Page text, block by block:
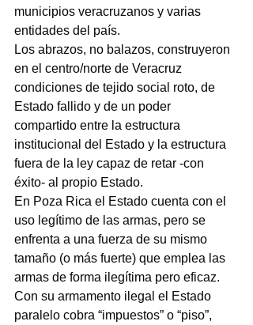
municipios veracruzanos y varias
entidades del país.
Los abrazos, no balazos, construyeron
en el centro/norte de Veracruz
condiciones de tejido social roto, de
Estado fallido y de un poder
compartido entre la estructura
institucional del Estado y la estructura
fuera de la ley capaz de retar -con
éxito- al propio Estado.
En Poza Rica el Estado cuenta con el
uso legítimo de las armas, pero se
enfrenta a una fuerza de su mismo
tamaño (o más fuerte) que emplea las
armas de forma ilegítima pero eficaz.
Con su armamento ilegal el Estado
paralelo cobra “impuestos” o “piso”,